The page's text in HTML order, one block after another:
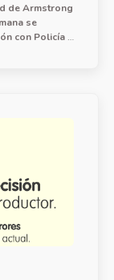
de Armstrong
se
con Policía y